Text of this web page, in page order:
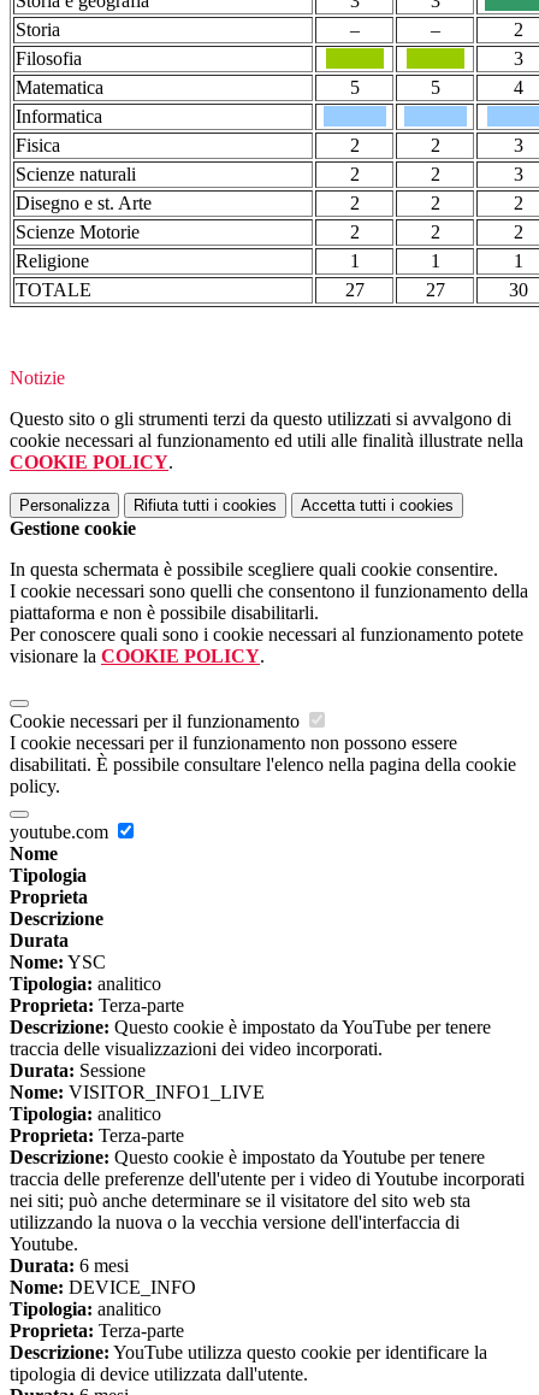
Storia
– –
2
Filosofia
3
Matematica
5 5
4
Informatica
Fisica
2 2
3
Scienze naturali
2 2
3
Disegno e st. Arte
2 2
2
Scienze Motorie
2 2
2
Religione
1 1
1
TOTALE
27 27 30
Notizie
Questo sito o gli strumenti terzi da questo utilizzati si avvalgono di
cookie necessari al funzionamento ed utili alle finalità illustrate nella
COOKIE POLICY.
Personalizza Rifiuta tutti i cookies Accetta tutti i cookies
Gestione cookie
In questa schermata è possibile scegliere quali cookie consentire.
I cookie necessari sono quelli che consentono il funzionamento della
piattaforma e non è possibile disabilitarli.
Per conoscere quali sono i cookie necessari al funzionamento potete
visionare la COOKIE POLICY.
Cookie necessari per il funzionamento
I cookie necessari per il funzionamento non possono essere
disabilitati. È possibile consultare l'elenco nella pagina della cookie
policy.
youtube.com
Nome
Tipologia
Proprieta
Descrizione
Durata
Nome: YSC
Tipologia: analitico
Proprieta: Terza-parte
Descrizione: Questo cookie è impostato da YouTube per tenere
traccia delle visualizzazioni dei video incorporati.
Durata: Sessione
Nome: VISITOR_INFO1_LIVE
Tipologia: analitico
Proprieta: Terza-parte
Descrizione: Questo cookie è impostato da Youtube per tenere
traccia delle preferenze dell'utente per i video di Youtube incorporati
nei siti; può anche determinare se il visitatore del sito web sta
utilizzando la nuova o la vecchia versione dell'interfaccia di
Youtube.
Durata: 6 mesi
Nome: DEVICE_INFO
Tipologia: analitico
Proprieta: Terza-parte
Descrizione: YouTube utilizza questo cookie per identificare la
tipologia di device utilizzata dall'utente.